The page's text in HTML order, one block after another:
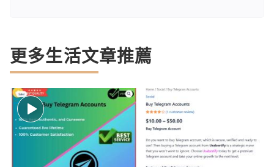
更多生活文章推薦